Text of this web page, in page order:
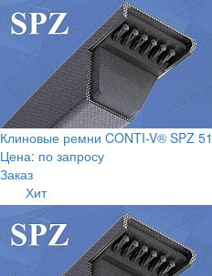
Клиновые ремни CONTI-V® SPZ
Цена: по запросу
Заказ
Хит